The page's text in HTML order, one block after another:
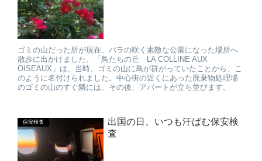
ゴミの山だった所が現在、バラの咲く素敵な公園になった場所へ
散歩に出かけました。「鳥たちの丘 LA COLLINE AUX
OISEAUX」は、当時、ゴミの山に鳥が群がっていたことから、こ
のように名付けられました。中心街の近くにあった廃棄物処理場
のゴミの山のすぐ隣には、その後、アパートが立ち並びます。
保安検査
出国の日、いつも汗ばむ保安検
査